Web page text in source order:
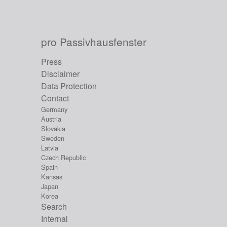
pro Passivhausfenster
Press
Disclaimer
Data Protection
Contact
Germany
Austria
Slovakia
Sweden
Latvia
Czech Republic
Spain
Kansas
Japan
Korea
Search
Internal